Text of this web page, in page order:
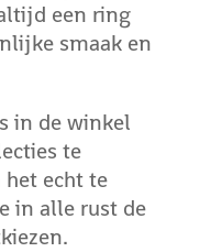
een ring
smaak en
in de winkel
te
echt te
in alle rust de